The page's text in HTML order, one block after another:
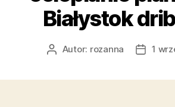
Białystok
AutorAutor: rozanna
Data
1